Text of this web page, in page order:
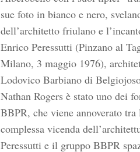
sue foto in bianco e nero,
dell’architetto friulano e
Enrico Peressutti (Pinzano al
Milano, 3 maggio 1976),
Lodovico Barbiano di
Nathan Rogers è stato uno dei
BBPR, che viene annoverato
complessa vicenda
Peressutti e il gruppo BBPR